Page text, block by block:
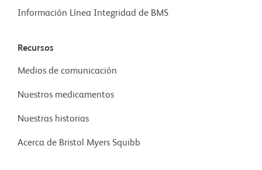
Información Línea Integridad de BMS
Recursos
Medios de comunicación
Nuestros medicamentos
Nuestras historias
Acerca de Bristol Myers Squibb